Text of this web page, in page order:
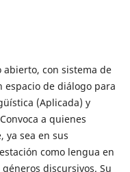
abierto, con sistema de
de diálogo para
(Aplicada) y
a quienes
ya sea en sus
como lengua en
discursivos. Su